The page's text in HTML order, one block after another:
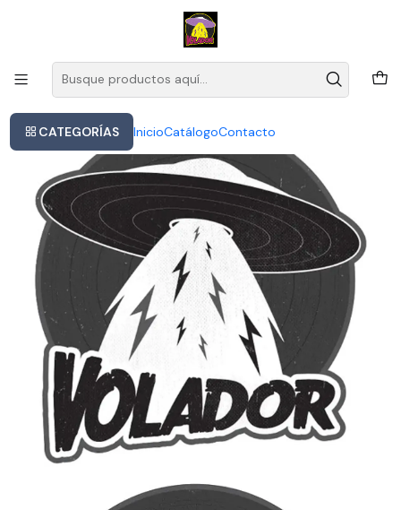
CATEGORÍAS InicioCatálogoContacto
Este es el texto del slide